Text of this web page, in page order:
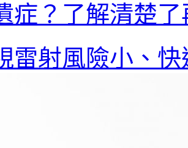
症？了解清楚
雷射風險小、快